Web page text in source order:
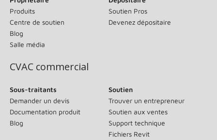
Produits
Centre de soutien
Blog
Salle média
Soutien Pros
Devenez dépositaire
CVAC commercial
Sous-traitants
Demander un devis
Documentation produit
Blog
Soutien
Trouver un entrepreneur
Soutien aux ventes
Support technique
Fichiers Revit